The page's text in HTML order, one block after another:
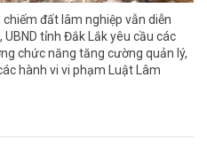
đất lâm nghiệp vẫn diễn
tỉnh Đắk Lắk yêu cầu các
chức năng tăng cường quản lý,
hành vi vi phạm Luật Lâm